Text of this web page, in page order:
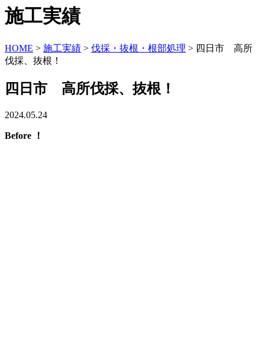
施工実績
HOME > 施工実績 > 伐採・抜根・根部処理 > 四日市 高所
伐採、抜根！
四日市 高所伐採、抜根！
2024.05.24
Before ！